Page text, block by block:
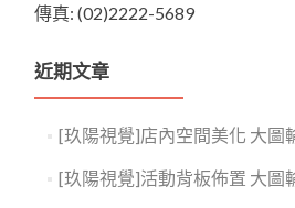
傳真: (02)2222-5689
近期文章
[玖陽視覺]店內空間美化 大圖
[玖陽視覺]活動背板佈置 大圖